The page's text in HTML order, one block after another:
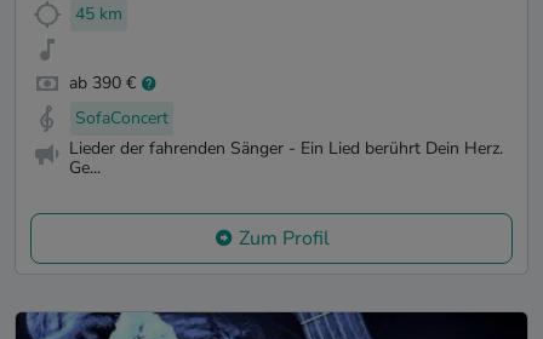
45 km
ab 390 €
SofaConcert
Lieder der fahrenden Sänger - Ein Lied berührt Dein Herz.
Ge...
Zum Profil